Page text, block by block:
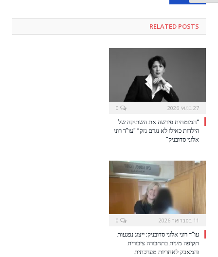
RELATED POSTS
27 במאי 2026
“המומחית פירשה את השתיקה של
הילדות כאילו לא נגרם נזק” "עו"ד רוני
אלוני סדובניק"
11 בפברואר 2026
עו"ד רוני אלוני סדובניק: ייצוג נפגעות
תקיפה מינית בתחבורה ציבורית
והמאבק לאחריות מערכתית